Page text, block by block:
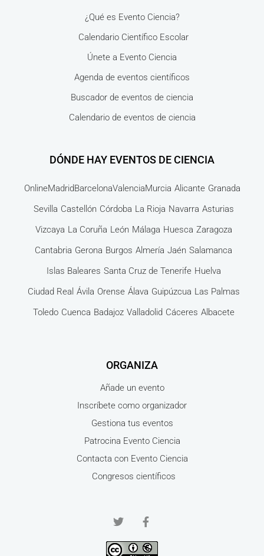
¿Qué es Evento Ciencia?
Calendario Científico Escolar
Únete a Evento Ciencia
Agenda de eventos científicos
Buscador de eventos de ciencia
Calendario de eventos de ciencia
DÓNDE HAY EVENTOS DE CIENCIA
OnlineMadridBarcelonaValenciaMurcia Alicante Granada
Sevilla Castellón Córdoba La Rioja Navarra Asturias
Vizcaya La Coruña León Málaga Huesca Zaragoza
Cantabria Gerona Burgos Almería Jaén Salamanca
Islas Baleares Santa Cruz de Tenerife Huelva
Ciudad Real Ávila Orense Álava Guipúzcua Las Palmas
Toledo Cuenca Badajoz Valladolid Cáceres Albacete
ORGANIZA
Añade un evento
Inscríbete como organizador
Gestiona tus eventos
Patrocina Evento Ciencia
Contacta con Evento Ciencia
Congresos científicos